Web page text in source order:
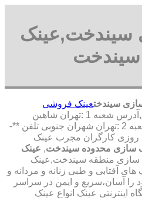
سیندخت,عینک
سیندختعینک فروشی
,آدرس شعبه 1 :تهران شاهین
شمالی بیست متری گلستان شعبه 2 :تهران شهران جنوبی تلفن **-
روزی کارگران مجرب عینک
سازی محدوده سیندخت, عینک
سازی منطقه سیندخت,عینک
آفتابی و طبی زنانه و مردانه و
آسان،سریع و ایمن در سراسر
اینترنتی عینک انواع عینک